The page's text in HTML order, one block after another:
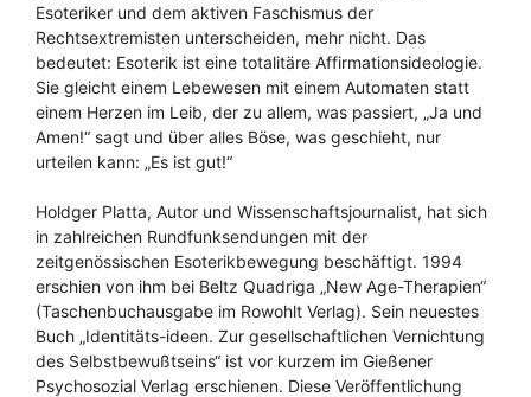
Esoteriker und dem aktiven Faschismus der
Rechtsextremisten unterscheiden, mehr nicht. Das
bedeutet: Esoterik ist eine totalitäre Affirmationsideologie.
Sie gleicht einem Lebewesen mit einem Automaten statt
einem Herzen im Leib, der zu allem, was passiert, „Ja und
Amen!“ sagt und über alles Böse, was geschieht, nur
urteilen kann: „Es ist gut!“
Holdger Platta, Autor und Wissenschaftsjournalist, hat sich
in zahlreichen Rundfunksendungen mit der
zeitgenössischen Esoterikbewegung beschäftigt. 1994
erschien von ihm bei Beltz Quadriga „New Age-Therapien“
(Taschenbuchausgabe im Rowohlt Verlag). Sein neuestes
Buch „Identitäts-ideen. Zur gesellschaftlichen Vernichtung
des Selbstbewußtseins“ ist vor kurzem im Gießener
Psychosozial Verlag erschienen. Diese Veröffentlichung